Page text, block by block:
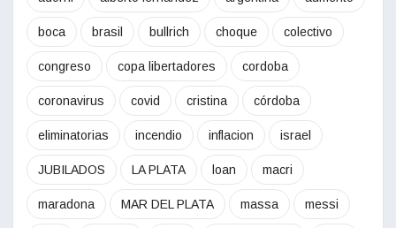
boca brasil bullrich choque colectivo
congreso copa libertadores cordoba
coronavirus covid cristina córdoba
eliminatorias incendio inflacion israel
JUBILADOS LA PLATA loan macri
maradona MAR DEL PLATA massa messi